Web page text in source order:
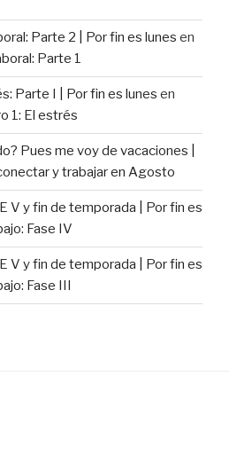
Parte 2 | Por fin es lunes en
Parte 1
Parte I | Por fin es lunes en
1: El estrés
Pues me voy de vacaciones |
y trabajar en Agosto
V y fin de temporada | Por fin es
Fase IV
V y fin de temporada | Por fin es
Fase III